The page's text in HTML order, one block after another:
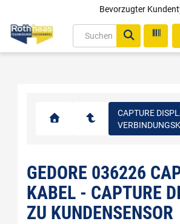
Bevorzugter
CAPTURE
GEDORE 036226
KABEL - CAPTURE
ZU KUNDENSENSOR